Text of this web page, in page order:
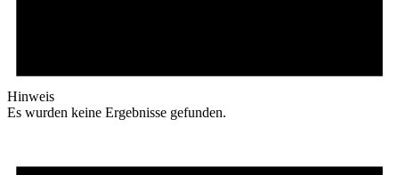
Hinweis
Es wurden keine Ergebnisse gefunden.